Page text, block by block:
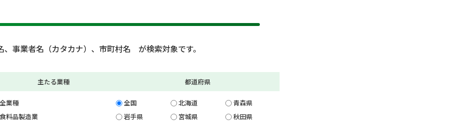
、事業者名（カタカナ）、市町村名 が検索対象です。
主たる業種
全業種
食料品製造業
都道府県
全国 北海道
青森県
岩手県
宮城県
秋田県